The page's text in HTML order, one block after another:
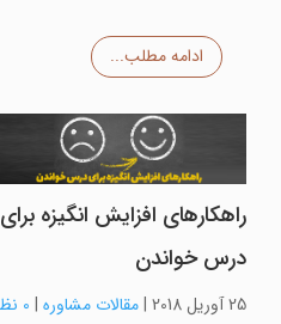
ادامه مطلب...
راهکارهای افزایش انگیزه برای
درس خواندن
25 آوریل 2018 |مقالات مشاوره | 0 نظر